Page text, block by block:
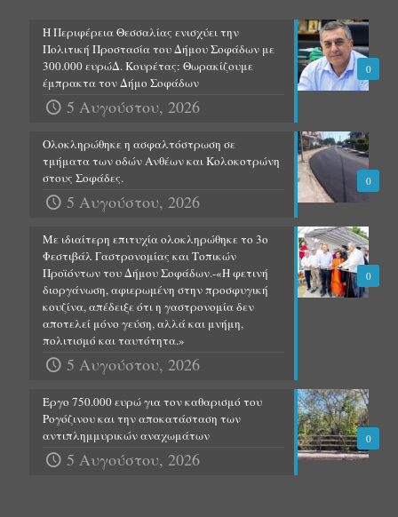
0
Η Περιφέρεια Θεσσαλίας ενισχύει την
Πολιτική Προστασία του Δήμου Σοφάδων με
300.000 ευρώΔ. Κουρέτας: Θωρακίζουμε
έμπρακτα τον Δήμο Σοφάδων
5 Αυγούστου, 2026
0
Ολοκληρώθηκε η ασφαλτόστρωση σε
τμήματα των οδών Ανθέων και Κολοκοτρώνη
στους Σοφάδες.
5 Αυγούστου, 2026
0
Με ιδιαίτερη επιτυχία ολοκληρώθηκε το 3ο
Φεστιβάλ Γαστρονομίας και Τοπικών
Προϊόντων του Δήμου Σοφάδων.-«Η φετινή
διοργάνωση, αφιερωμένη στην προσφυγική
κουζίνα, απέδειξε ότι η γαστρονομία δεν
αποτελεί μόνο γεύση, αλλά και μνήμη,
πολιτισμό και ταυτότητα.»
5 Αυγούστου, 2026
0
Έργο 750.000 ευρώ για τον καθαρισμό του
Ρογόζινου και την αποκατάσταση των
αντιπλημμυρικών αναχωμάτων
5 Αυγούστου, 2026